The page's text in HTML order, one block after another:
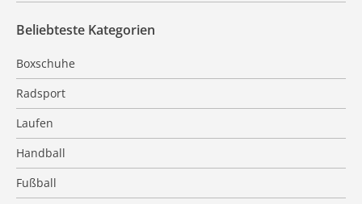
Beliebteste Kategorien
Boxschuhe
Radsport
Laufen
Handball
Fußball